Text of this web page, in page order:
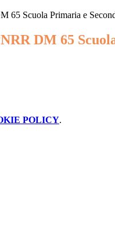
65 Scuola Primaria e
DM 65
POLICY.